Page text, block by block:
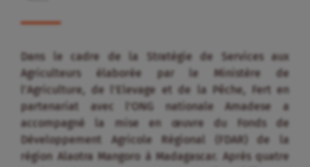
Dans le cadre de la Stratégie de Services aux
Agriculteurs élaborée par le Ministère de
l’Agriculture, de l’Elevage et de la Pêche, Fert en
partenariat avec l’ONG nationale Amadese a
accompagné la mise en œuvre du Fonds de
Développement Agricole Régional (FDAR) de la
région Alaotra Mangoro à Madagascar. Après quatre